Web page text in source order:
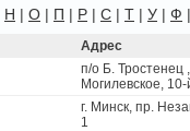
Н | О | П | Р | С | Т | У | Ф
Адрес
п/о Б. Тростенец
Могилевское, 10-
г. Минск, пр.
1